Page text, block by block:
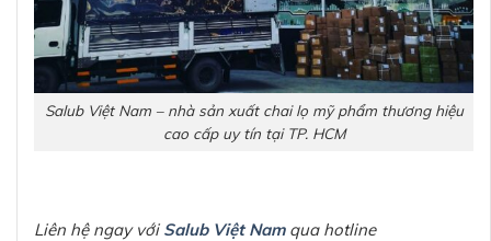
Salub Việt Nam – nhà sản xuất chai lọ mỹ phẩm thương hiệu
cao cấp uy tín tại TP. HCM
Liên hệ ngay với Salub Việt Namqua hotline